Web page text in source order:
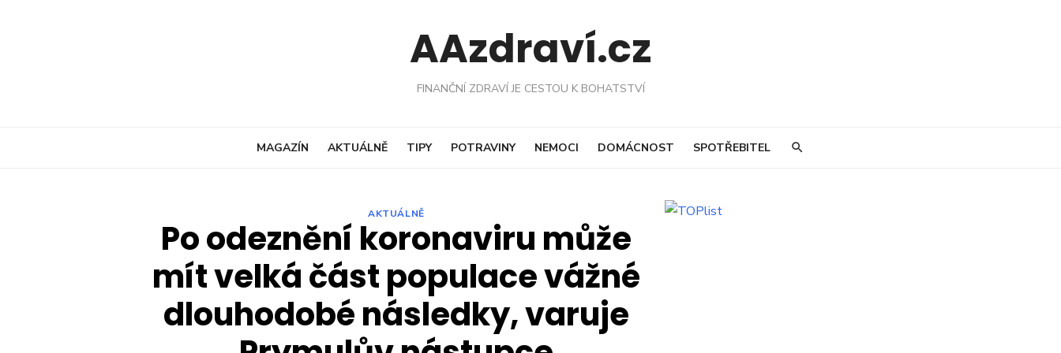
AAzdraví.cz
FINANČNÍ ZDRAVÍ JE CESTOU K BOHATSTVÍ
MAGAZÍN AKTUÁLNĚ TIPY POTRAVINY NEMOCI DOMÁCNOST SPOTŘEBITEL
AKTUÁLNĚ
Po odeznění koronaviru může
mít velká část populace vážné
dlouhodobé následky, varuje